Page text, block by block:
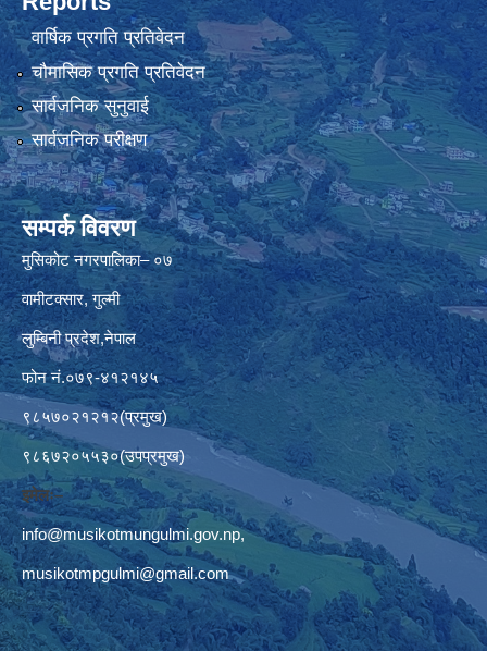
वार्षिक प्रगति प्रतिवेदन
चौमासिक प्रगति प्रतिवेदन
सार्वजनिक सुनुवाई
सार्वजनिक परीक्षण
सम्पर्क विवरण
मुसिकोट नगरपालिका– ०७
वामीटक्सार, गुल्मी
लुम्बिनी प्रदेश,नेपाल
फोन नं.०७९-४१२१४५
९८५७०२१२१२(प्रमुख)
९८६७२०५५३०(उपप्रमुख)
इमेलः–
info@musikotmungulmi.gov.np,
musikotmpgulmi@gmail.com